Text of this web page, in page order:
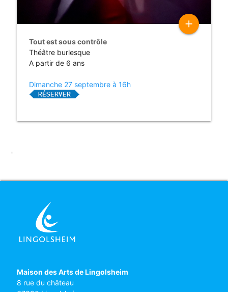
add
Tout est sous contrôle
Théâtre burlesque
A partir de 6 ans
Dimanche 27 septembre à 16h
'
Maison des Arts de Lingolsheim
8 rue du château